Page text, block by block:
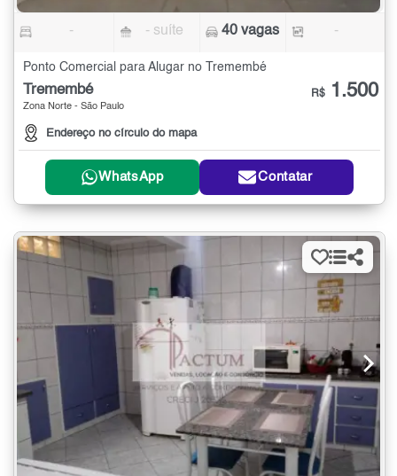
- - suíte 40 vagas -
Ponto Comercial para Alugar no Tremembé
Tremembé
Zona Norte - São Paulo
Endereço no círculo do mapa
R$ 1.500
WhatsApp Contatar